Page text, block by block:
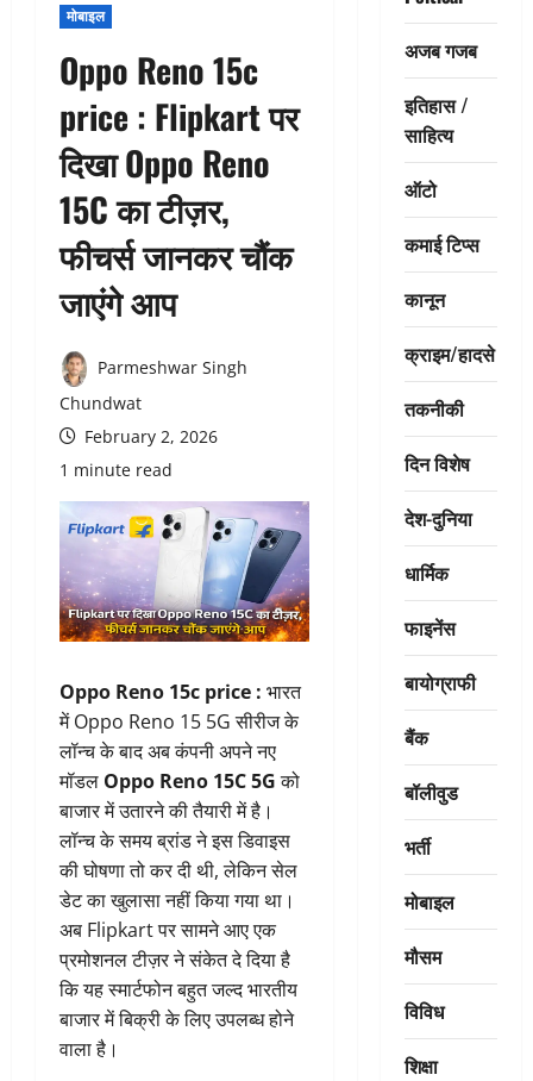
मोबाइल
Oppo Reno 15c
price : Flipkart पर
दिखा Oppo Reno
15C का टीज़र,
फीचर्स जानकर चौंक
जाएंगे आप
Parmeshwar Singh
Chundwat
February 2, 2026
1 minute read
Oppo Reno 15c price : भारत
में Oppo Reno 15 5G सीरीज के
लॉन्च के बाद अब कंपनी अपने नए
मॉडल Oppo Reno 15C 5Gको
बाजार में उतारने की तैयारी में है।
लॉन्च के समय ब्रांड ने इस डिवाइस
की घोषणा तो कर दी थी, लेकिन सेल
डेट का खुलासा नहीं किया गया था।
अब Flipkart पर सामने आए एक
प्रमोशनल टीज़र ने संकेत दे दिया है
कि यह स्मार्टफोन बहुत जल्द भारतीय
बाजार में बिक्री के लिए उपलब्ध होने
वाला है।
अजब गजब
इतिहास /
साहित्य
ऑटो
कमाई टिप्स
कानून
क्राइम/हादसे
तकनीकी
दिन विशेष
देश-दुनिया
धार्मिक
फाइनेंस
बायोग्राफी
बैंक
बॉलीवुड
भर्ती
मोबाइल
मौसम
विविध
शिक्षा